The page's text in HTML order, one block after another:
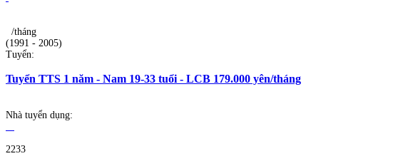
/tháng
(1991 - 2005)
Tuyển:
Tuyển TTS 1 năm - Nam 19-33 tuổi - LCB 179.000 yên/tháng
Nhà tuyển dụng:
2233